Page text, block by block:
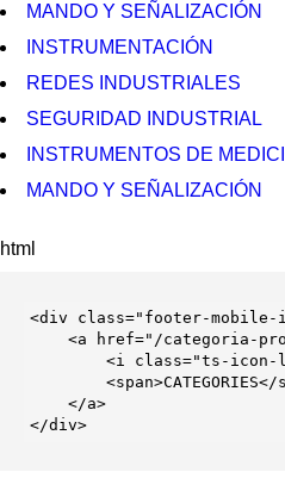
MANDO Y SEÑALIZACIÓN
INSTRUMENTACIÓN
REDES INDUSTRIALES
SEGURIDAD INDUSTRIAL
INSTRUMENTOS DE
MANDO Y SEÑALIZACIÓN
html
<div class="footer-mobile-
    <
a href="/categoria-
        <
i class="ts-
        <
span>CATEGORIES</
    </
a>
</div>